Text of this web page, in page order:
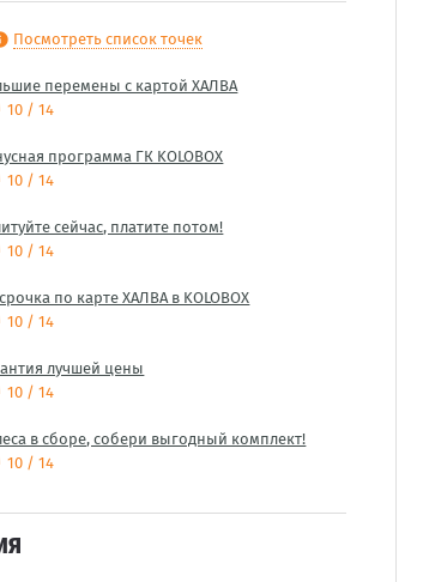
Посмотреть список точек
перемены с картой ХАЛВА
10 / 14
программа ГК KOLOBOX
10 / 14
сейчас, платите потом!
10 / 14
по карте ХАЛВА в KOLOBOX
10 / 14
лучшей цены
10 / 14
в сборе, собери выгодный комплект!
10 / 14